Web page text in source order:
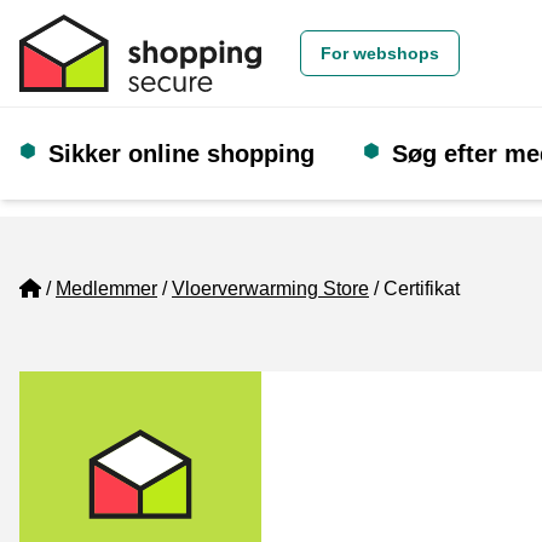
For webshops
Sikker online shopping Søg efter
Home
Medlemmer Vloerverwarming Store Certifikat